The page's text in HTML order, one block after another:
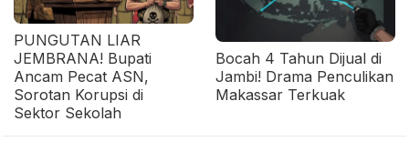
PUNGUTAN LIAR
JEMBRANA! Bupati
Ancam Pecat ASN,
Sorotan Korupsi di
Sektor Sekolah
Bocah 4 Tahun Dijual di
Jambi! Drama Penculikan
Makassar Terkuak